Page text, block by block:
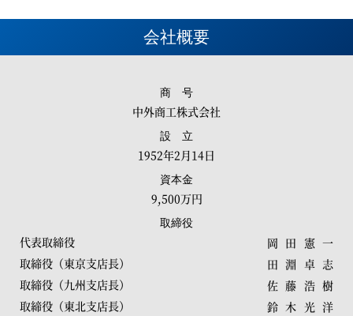
会社概要
商 号
中外商工株式会社
設 立
1952年2月14日
資本金
9,500万円
取締役
代表取締役
岡田憲一
取締役（東京支店長）
田淵卓志
取締役（九州支店長）
佐藤浩樹
取締役（東北支店長）
鈴木光洋